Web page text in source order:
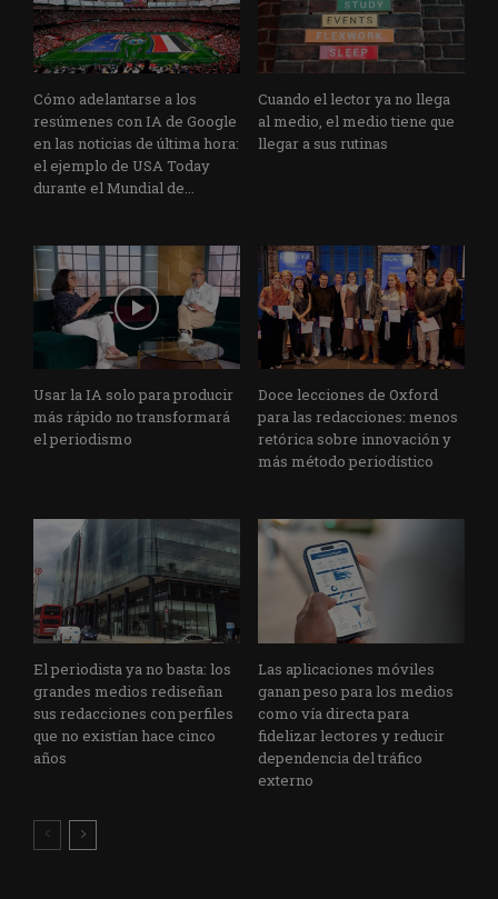
Cómo adelantarse a los
resúmenes con IA de Google
en las noticias de última hora:
el ejemplo de USA Today
durante el Mundial de...
Cuando el lector ya no llega
al medio, el medio tiene que
llegar a sus rutinas
Usar la IA solo para producir
más rápido no transformará
el periodismo
Doce lecciones de Oxford
para las redacciones: menos
retórica sobre innovación y
más método periodístico
El periodista ya no basta: los
grandes medios rediseñan
sus redacciones con perfiles
que no existían hace cinco
años
Las aplicaciones móviles
ganan peso para los medios
como vía directa para
fidelizar lectores y reducir
dependencia del tráfico
externo